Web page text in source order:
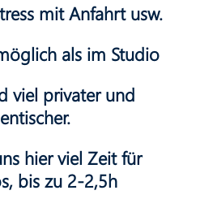
mit Anfahrt usw.
als im Studio
viel privater und
hier viel Zeit für
bis zu 2-2,5h